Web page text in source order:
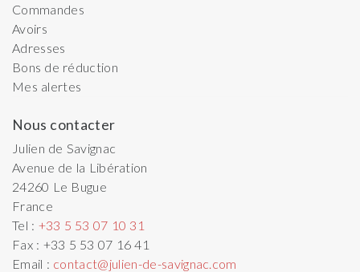
Commandes
Avoirs
Adresses
Bons de réduction
Mes alertes
Nous contacter
Julien de Savignac
Avenue de la Libération
24260 Le Bugue
France
Tel : +33 5 53 07 10 31
Fax : +33 5 53 07 16 41
Email : contact@julien-de-savignac.com